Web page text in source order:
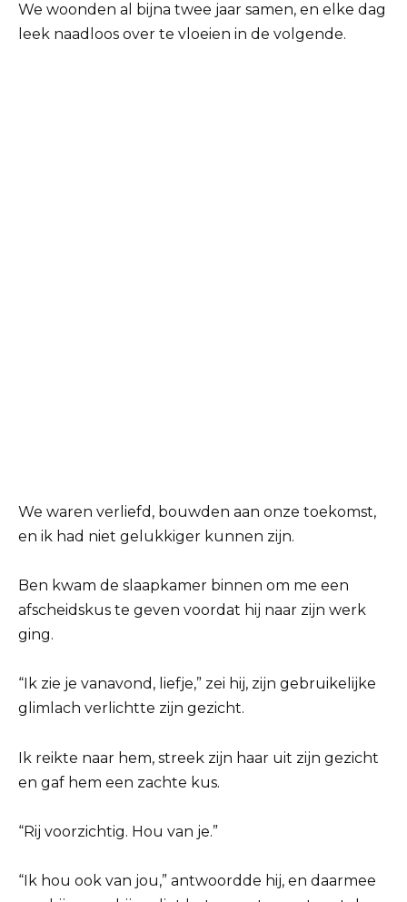
We woonden al bijna twee jaar samen, en elke dag
leek naadloos over te vloeien in de volgende.
We waren verliefd, bouwden aan onze toekomst,
en ik had niet gelukkiger kunnen zijn.
Ben kwam de slaapkamer binnen om me een
afscheidskus te geven voordat hij naar zijn werk
ging.
“Ik zie je vanavond, liefje,” zei hij, zijn gebruikelijke
glimlach verlichtte zijn gezicht.
Ik reikte naar hem, streek zijn haar uit zijn gezicht
en gaf hem een zachte kus.
“Rij voorzichtig. Hou van je.”
“Ik hou ook van jou,” antwoordde hij, en daarmee